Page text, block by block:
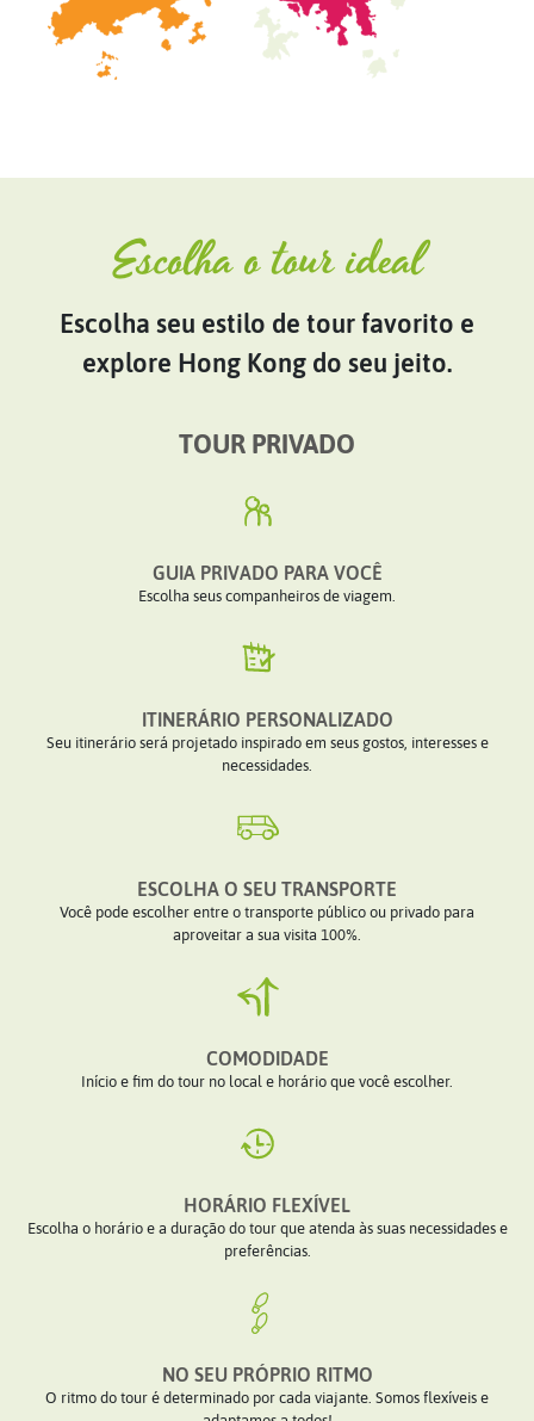
Escolha o tour ideal
Escolha seu estilo de tour favorito e
explore Hong Kong do seu jeito.
TOUR PRIVADO
GUIA PRIVADO PARA VOCÊ
Escolha seus companheiros de viagem.
ITINERÁRIO PERSONALIZADO
Seu itinerário será projetado inspirado em seus gostos, interesses e
necessidades.
ESCOLHA O SEU TRANSPORTE
Você pode escolher entre o transporte público ou privado para
aproveitar a sua visita 100%.
COMODIDADE
Início e fim do tour no local e horário que você escolher.
HORÁRIO FLEXÍVEL
Escolha o horário e a duração do tour que atenda às suas necessidades e
preferências.
NO SEU PRÓPRIO RITMO
O ritmo do tour é determinado por cada viajante. Somos flexíveis e